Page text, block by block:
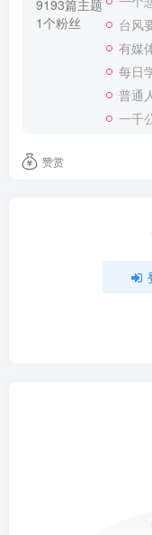
9193篇主题
1个粉丝
台风
有媒
每日
普通人
一千
赞赏